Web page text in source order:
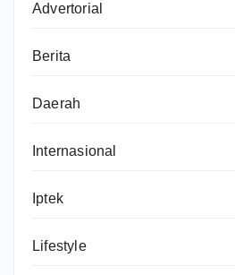
Advertorial
Berita
Daerah
Internasional
Iptek
Lifestyle